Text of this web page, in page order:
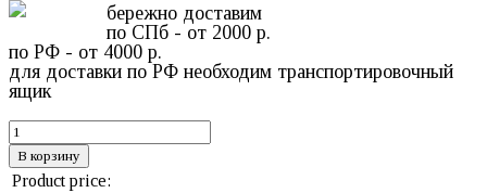
бережно доставим
по СПб - от 2000 р.
по РФ - от 4000 р.
для доставки по РФ необходим транспортировочный
ящик
В корзину
Product price: